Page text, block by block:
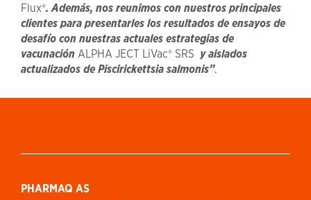
Flux®. Además, nos reunimos con nuestros principales
clientes para presentarles los resultados de ensayos de
desafío con nuestras actuales estrategias de
vacunación ALPHA JECT LiVac® SRS y aislados
actualizados de Piscirickettsia salmonis”.
PHARMAQ AS